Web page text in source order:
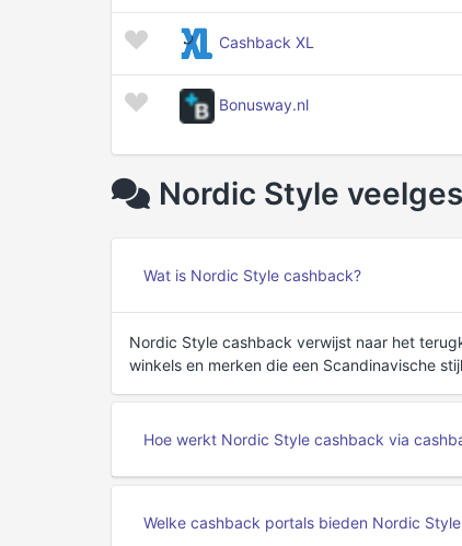
Cashback XL
Bonusway.nl
Nordic Style
Wat is Nordic Style cashback?
Nordic Style cashback verwijst naar het
winkels en merken die een Scandinavische
Hoe werkt Nordic Style cashback via
Welke cashback portals bieden Nordic